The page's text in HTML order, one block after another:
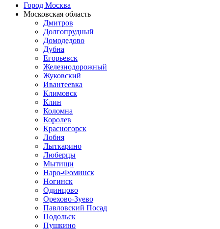
Город Москва
Московская область
Дмитров
Долгопрудный
Домодедово
Дубна
Егорьевск
Железнодорожный
Жуковский
Ивантеевка
Климовск
Клин
Коломна
Королев
Красногорск
Лобня
Лыткарино
Люберцы
Мытищи
Наро-Фоминск
Ногинск
Одинцово
Орехово-Зуево
Павловский Посад
Подольск
Пушкино